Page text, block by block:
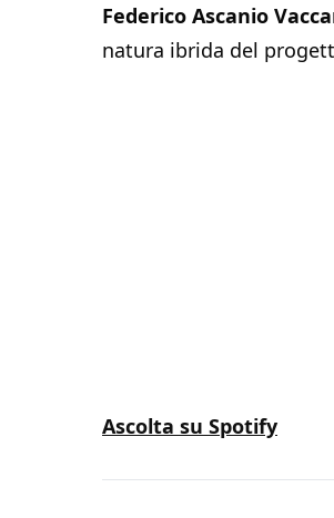
Federico Ascanio
natura ibrida del
Ascolta su Spotify